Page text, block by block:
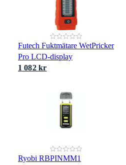
Futech Fuktmätare WetPricker
Pro LCD-display
1 082 kr
Ryobi RBPINMM1